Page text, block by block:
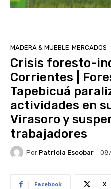
MADERA & MUEBLE MERCADOS
Crisis foresto-
Corrientes |
Tapebicuá
actividades en
Virasoro y
trabajadores
Por Patricia Escobar
Facebook X